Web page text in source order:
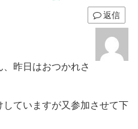
返信
昨日はおつかれさ
ていますが又参加させて下